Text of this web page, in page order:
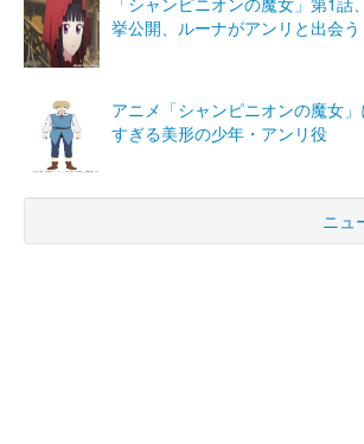
挙公開、ルーナがアンリと出会う
アニメ「シャンピニオンの魔女
すぎる美形の少年・アンリ役
ニュ